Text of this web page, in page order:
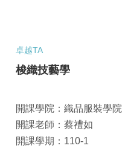
卓越TA
梭織技藝學
開課學院：織品服裝學院
開課老師：蔡禮如
開課學期：110-1